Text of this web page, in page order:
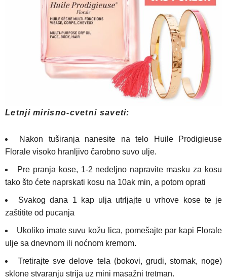
Letnji mirisno-cvetni saveti:
Nakon tuširanja nanesite na telo Huile Prodigieuse
Florale visoko hranljivo čarobno suvo ulje.
Pre pranja kose, 1-2 nedeljno napravite masku za kosu
tako što ćete naprskati kosu na 10ak min, a potom oprati
Svakog dana 1 kap ulja utrljajte u vrhove kose te je
zaštitite od pucanja
Ukoliko imate suvu kožu lica, pomešajte par kapi Florale
ulje sa dnevnom ili noćnom kremom.
Tretirajte sve delove tela (bokovi, grudi, stomak, noge)
sklone stvaranju strija uz mini masažni tretman.